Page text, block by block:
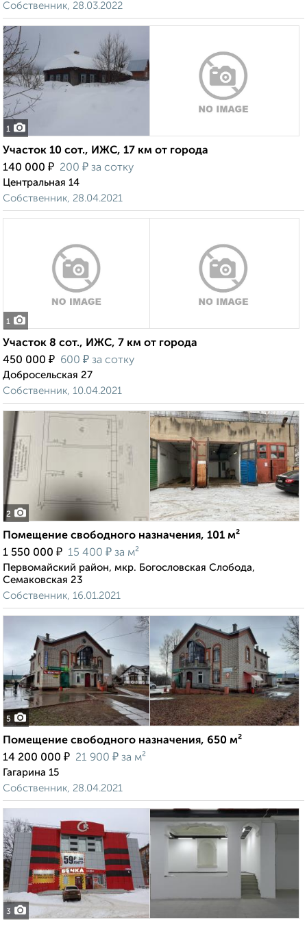
Собственник, 28.03.2022
1
Участок 10 сот., ИЖС, 17 км от города
140 000 ₽ 200 ₽ за сотку
Центральная 14
Собственник, 28.04.2021
1
Участок 8 сот., ИЖС, 7 км от города
450 000 ₽ 600 ₽ за сотку
Добросельская 27
Собственник, 10.04.2021
2
Помещение свободного назначения, 101 м²
1 550 000 ₽ 15 400 ₽ за м²
Первомайский район, мкр. Богословская Слобода,
Семаковская 23
Собственник, 16.01.2021
5
Помещение свободного назначения, 650 м²
14 200 000 ₽ 21 900 ₽ за м²
Гагарина 15
Собственник, 28.04.2021
3